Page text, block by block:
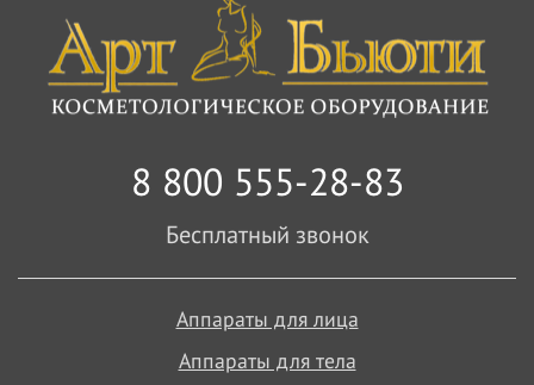
8 800 555-28-83
Бесплатный звонок
Аппараты для лица
Аппараты для тела